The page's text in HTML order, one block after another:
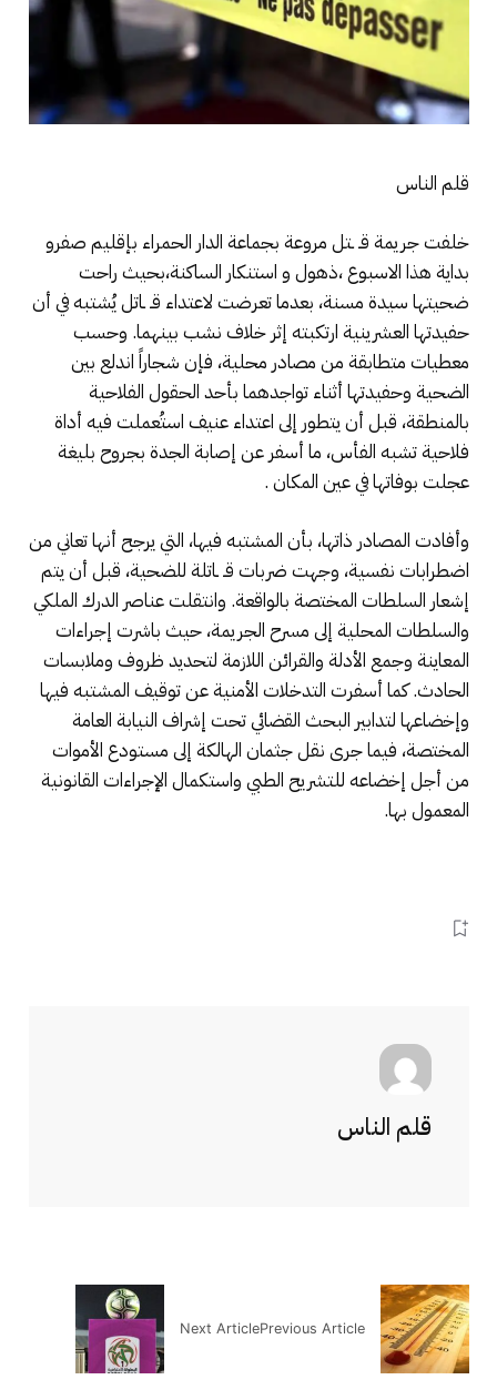
قلم الناس
خلفت جريمة قـ ـتل مروعة بجماعة الدار الحمراء بإقليم صفرو
بداية هذا الاسبوع ،ذهول و استنكار الساكنة،بحيث راحت
ضحيتها سيدة مسنة، بعدما تعرضت لاعتداء قـ ـاتل يُشتبه في أن
حفيدتها العشرينية ارتكبته إثر خلاف نشب بينهما. وحسب
معطيات متطابقة من مصادر محلية، فإن شجاراً اندلع بين
الضحية وحفيدتها أثناء تواجدهما بأحد الحقول الفلاحية
بالمنطقة، قبل أن يتطور إلى اعتداء عنيف استُعملت فيه أداة
فلاحية تشبه الفأس، ما أسفر عن إصابة الجدة بجروح بليغة
عجلت بوفاتها في عين المكان .
وأفادت المصادر ذاتها، بأن المشتبه فيها، التي يرجح أنها تعاني من
اضطرابات نفسية، وجهت ضربات قـ ـاتلة للضحية، قبل أن يتم
إشعار السلطات المختصة بالواقعة. وانتقلت عناصر الدرك الملكي
والسلطات المحلية إلى مسرح الجريمة، حيث باشرت إجراءات
المعاينة وجمع الأدلة والقرائن اللازمة لتحديد ظروف وملابسات
الحادث. كما أسفرت التدخلات الأمنية عن توقيف المشتبه فيها
وإخضاعها لتدابير البحث القضائي تحت إشراف النيابة العامة
المختصة، فيما جرى نقل جثمان الهالكة إلى مستودع الأموات
من أجل إخضاعه للتشريح الطبي واستكمال الإجراءات القانونية
المعمول بها.
قلم الناس
Previous Article
Next Article